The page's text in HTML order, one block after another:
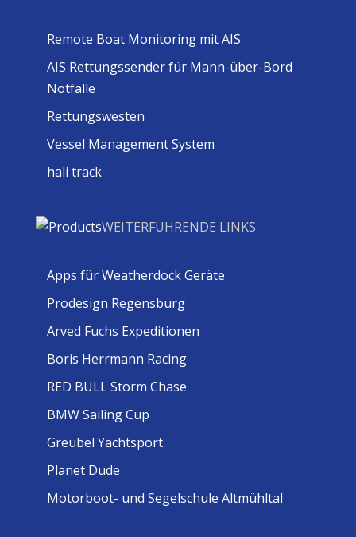
Remote Boat Monitoring mit AIS
AIS Rettungssender für Mann-über-Bord
Notfälle
Rettungswesten
Vessel Management System
hali track
WEITERFÜHRENDE LINKS
Apps für Weatherdock Geräte
Prodesign Regensburg
Arved Fuchs Expeditionen
Boris Herrmann Racing
RED BULL Storm Chase
BMW Sailing Cup
Greubel Yachtsport
Planet Dude
Motorboot- und Segelschule Altmühltal